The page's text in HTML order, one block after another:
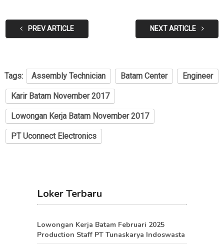
PREV ARTICLE NEXT ARTICLE
Tags: Assembly Technician Batam Center Engineer
Karir Batam November 2017
Lowongan Kerja Batam November 2017
PT Uconnect Electronics
Loker Terbaru
Lowongan Kerja Batam Februari 2025
Production Staff PT Tunaskarya Indoswasta